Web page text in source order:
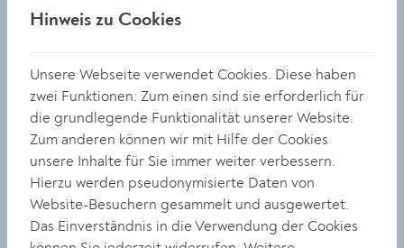
KULTUR
Martin Veigl in der
galeriekrems
Hinweis zu Cookies
Unsere Webseite verwendet Cookies. Diese haben
zwei Funktionen: Zum einen sind sie erforderlich für
die grundlegende Funktionalität unserer Website.
Zum anderen können wir mit Hilfe der Cookies
unsere Inhalte für Sie immer weiter verbessern.
Hierzu werden pseudonymisierte Daten von
Website-Besuchern gesammelt und ausgewertet.
Das Einverständnis in die Verwendung der Cookies